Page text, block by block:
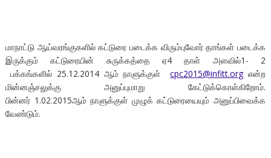
மாநாட்டு ஆய்வரங்குகளில் கட்டுரை படைக்க விரும்புவோர் தாங்கள் படைக்க
இருக்கும் கட்டுரையின் சுருக்கத்தை ஏ4 தாள் அளவில்1- 2
பக்கங்களில் 25.12.2014 ஆம் நாளுக்குள்cpc2015@infitt.org என்ற
மின்னஞ்சலுக்கு அனுப்புமாறு கேட்டுக்கொள்கிறோம்.
பின்னர் 1.02.2015ஆம் நாளுக்குள் முழுக் கட்டுரையையும் அனுப்பிவைக்க
வேண்டும்.